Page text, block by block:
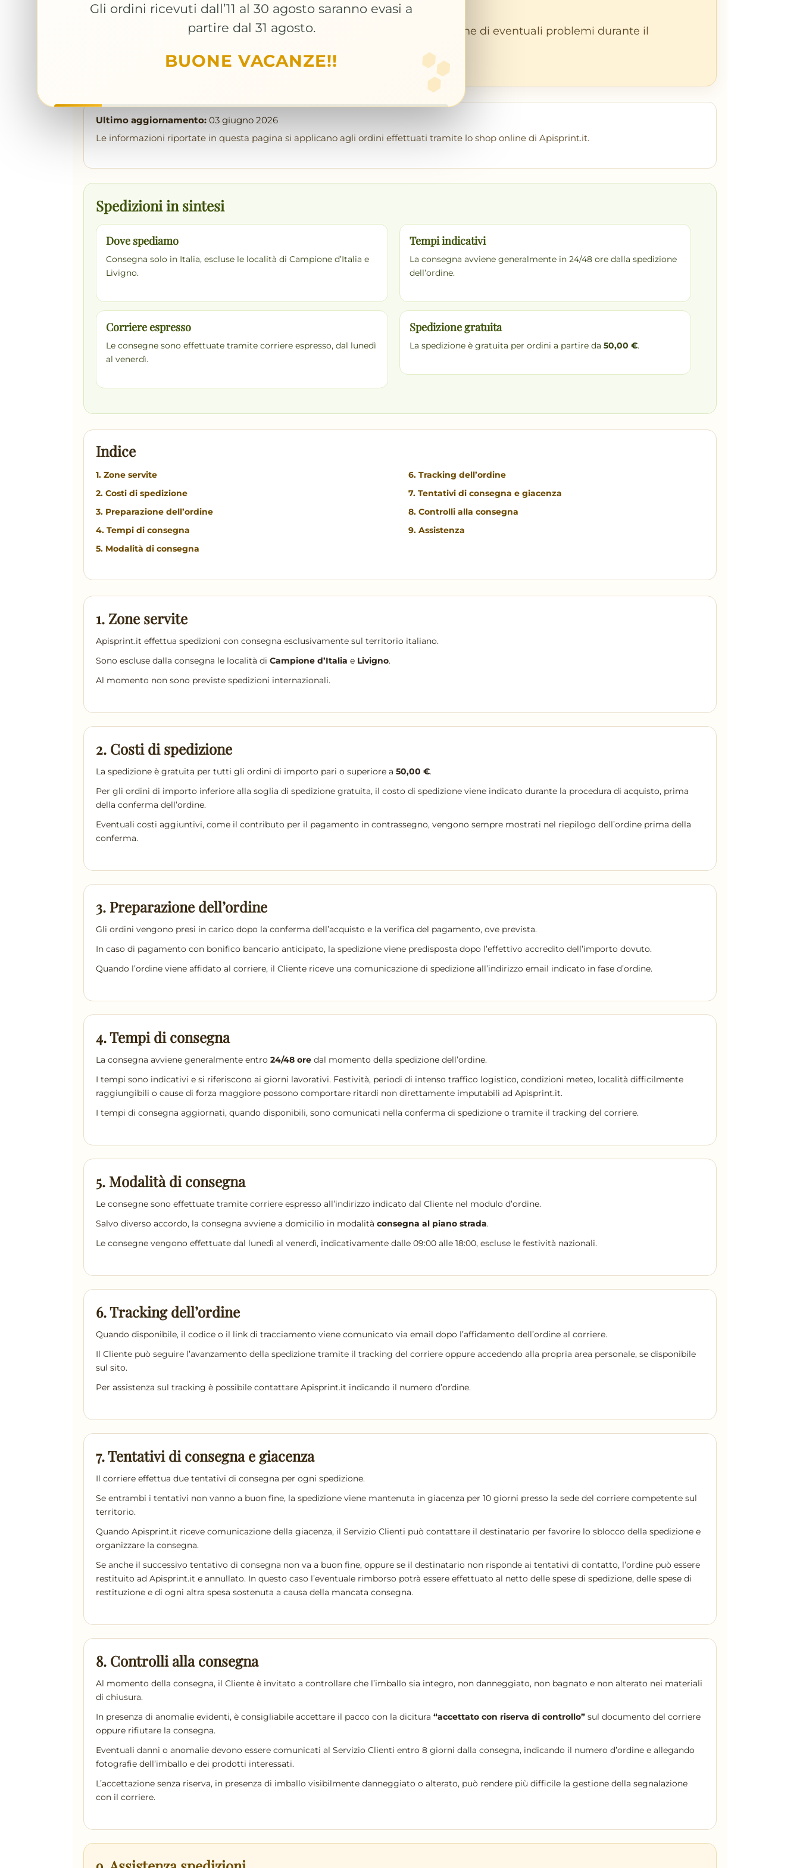
Gli ordini ricevuti dall’11 al 30 agosto saranno evasi a
partire dal 31 agosto.
BUONE VACANZE!!
Informazioni su costi, tempi, modalità di consegna, tracking e gestione di eventuali problemi durante il
Ultimo aggiornamento: 03 giugno 2026
Le informazioni riportate in questa pagina si applicano agli ordini effettuati tramite lo shop online di Apisprint.it.
Spedizioni in sintesi
Dove spediamo
Consegna solo in Italia, escluse le località di Campione d’Italia e
Livigno.
Tempi indicativi
La consegna avviene generalmente in 24/48 ore dalla spedizione
dell’ordine.
Corriere espresso
Le consegne sono effettuate tramite corriere espresso, dal lunedì
al venerdì.
Spedizione gratuita
La spedizione è gratuita per ordini a partire da 50,00 €.
Indice
1. Zone servite
2. Costi di spedizione
3. Preparazione dell’ordine
4. Tempi di consegna
5. Modalità di consegna
6. Tracking dell’ordine
7. Tentativi di consegna e giacenza
8. Controlli alla consegna
9. Assistenza
1. Zone servite
Apisprint.it effettua spedizioni con consegna esclusivamente sul territorio italiano.
Sono escluse dalla consegna le località di Campione d’Italia e Livigno.
Al momento non sono previste spedizioni internazionali.
2. Costi di spedizione
La spedizione è gratuita per tutti gli ordini di importo pari o superiore a 50,00 €.
Per gli ordini di importo inferiore alla soglia di spedizione gratuita, il costo di spedizione viene indicato durante la procedura di acquisto, prima
della conferma dell’ordine.
Eventuali costi aggiuntivi, come il contributo per il pagamento in contrassegno, vengono sempre mostrati nel riepilogo dell’ordine prima della
conferma.
3. Preparazione dell’ordine
Gli ordini vengono presi in carico dopo la conferma dell’acquisto e la verifica del pagamento, ove prevista.
In caso di pagamento con bonifico bancario anticipato, la spedizione viene predisposta dopo l’effettivo accredito dell’importo dovuto.
Quando l’ordine viene affidato al corriere, il Cliente riceve una comunicazione di spedizione all’indirizzo email indicato in fase d’ordine.
4. Tempi di consegna
La consegna avviene generalmente entro 24/48 ore dal momento della spedizione dell’ordine.
I tempi sono indicativi e si riferiscono ai giorni lavorativi. Festività, periodi di intenso traffico logistico, condizioni meteo, località difficilmente
raggiungibili o cause di forza maggiore possono comportare ritardi non direttamente imputabili ad Apisprint.it.
I tempi di consegna aggiornati, quando disponibili, sono comunicati nella conferma di spedizione o tramite il tracking del corriere.
5. Modalità di consegna
Le consegne sono effettuate tramite corriere espresso all’indirizzo indicato dal Cliente nel modulo d’ordine.
Salvo diverso accordo, la consegna avviene a domicilio in modalità consegna al piano strada.
Le consegne vengono effettuate dal lunedì al venerdì, indicativamente dalle 09:00 alle 18:00, escluse le festività nazionali.
6. Tracking dell’ordine
Quando disponibile, il codice o il link di tracciamento viene comunicato via email dopo l’affidamento dell’ordine al corriere.
Il Cliente può seguire l’avanzamento della spedizione tramite il tracking del corriere oppure accedendo alla propria area personale, se disponibile
sul sito.
Per assistenza sul tracking è possibile contattare Apisprint.it indicando il numero d’ordine.
7. Tentativi di consegna e giacenza
Il corriere effettua due tentativi di consegna per ogni spedizione.
Se entrambi i tentativi non vanno a buon fine, la spedizione viene mantenuta in giacenza per 10 giorni presso la sede del corriere competente sul
territorio.
Quando Apisprint.it riceve comunicazione della giacenza, il Servizio Clienti può contattare il destinatario per favorire lo sblocco della spedizione e
organizzare la consegna.
Se anche il successivo tentativo di consegna non va a buon fine, oppure se il destinatario non risponde ai tentativi di contatto, l’ordine può essere
restituito ad Apisprint.it e annullato. In questo caso l’eventuale rimborso potrà essere effettuato al netto delle spese di spedizione, delle spese di
restituzione e di ogni altra spesa sostenuta a causa della mancata consegna.
8. Controlli alla consegna
Al momento della consegna, il Cliente è invitato a controllare che l’imballo sia integro, non danneggiato, non bagnato e non alterato nei materiali
di chiusura.
In presenza di anomalie evidenti, è consigliabile accettare il pacco con la dicitura “accettato con riserva di controllo” sul documento del corriere
oppure rifiutare la consegna.
Eventuali danni o anomalie devono essere comunicati al Servizio Clienti entro 8 giorni dalla consegna, indicando il numero d’ordine e allegando
fotografie dell’imballo e dei prodotti interessati.
L’accettazione senza riserva, in presenza di imballo visibilmente danneggiato o alterato, può rendere più difficile la gestione della segnalazione
con il corriere.